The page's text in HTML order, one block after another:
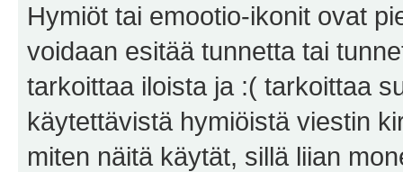
Hymiöt tai emootio-ikonit ovat
voidaan esitää tunnetta tai
tarkoittaa iloista ja :( tarkoittaa
käytettävistä hymiöistä viestin
miten näitä käytät, sillä liian